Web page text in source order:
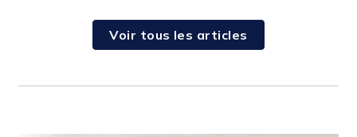
Voir tous les articles